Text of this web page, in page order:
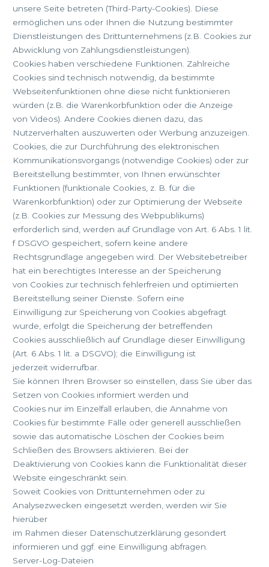
unsere Seite betreten (Third-Party-Cookies). Diese
ermöglichen uns oder Ihnen die Nutzung bestimmter
Dienstleistungen des Drittunternehmens (z.B. Cookies zur
Abwicklung von Zahlungsdienstleistungen).
Cookies haben verschiedene Funktionen. Zahlreiche
Cookies sind technisch notwendig, da bestimmte
Webseitenfunktionen ohne diese nicht funktionieren
würden (z.B. die Warenkorbfunktion oder die Anzeige
von Videos). Andere Cookies dienen dazu, das
Nutzerverhalten auszuwerten oder Werbung anzuzeigen.
Cookies, die zur Durchführung des elektronischen
Kommunikationsvorgangs (notwendige Cookies) oder zur
Bereitstellung bestimmter, von Ihnen erwünschter
Funktionen (funktionale Cookies, z. B. für die
Warenkorbfunktion) oder zur Optimierung der Webseite
(z.B. Cookies zur Messung des Webpublikums)
erforderlich sind, werden auf Grundlage von Art. 6 Abs. 1 lit.
f DSGVO gespeichert, sofern keine andere
Rechtsgrundlage angegeben wird. Der Websitebetreiber
hat ein berechtigtes Interesse an der Speicherung
von Cookies zur technisch fehlerfreien und optimierten
Bereitstellung seiner Dienste. Sofern eine
Einwilligung zur Speicherung von Cookies abgefragt
wurde, erfolgt die Speicherung der betreffenden
Cookies ausschließlich auf Grundlage dieser Einwilligung
(Art. 6 Abs. 1 lit. a DSGVO); die Einwilligung ist
jederzeit widerrufbar.
Sie können Ihren Browser so einstellen, dass Sie über das
Setzen von Cookies informiert werden und
Cookies nur im Einzelfall erlauben, die Annahme von
Cookies für bestimmte Fälle oder generell ausschließen
sowie das automatische Löschen der Cookies beim
Schließen des Browsers aktivieren. Bei der
Deaktivierung von Cookies kann die Funktionalität dieser
Website eingeschränkt sein.
Soweit Cookies von Drittunternehmen oder zu
Analysezwecken eingesetzt werden, werden wir Sie
hierüber
im Rahmen dieser Datenschutzerklärung gesondert
informieren und ggf. eine Einwilligung abfragen.
Server-Log-Dateien